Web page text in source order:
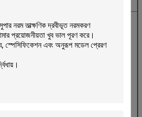
এবং ক্ষার প্রতিরোধের;